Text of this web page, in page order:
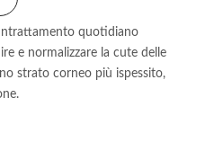
quotidiano
e normalizzare la cute delle
strato corneo più ispessito,